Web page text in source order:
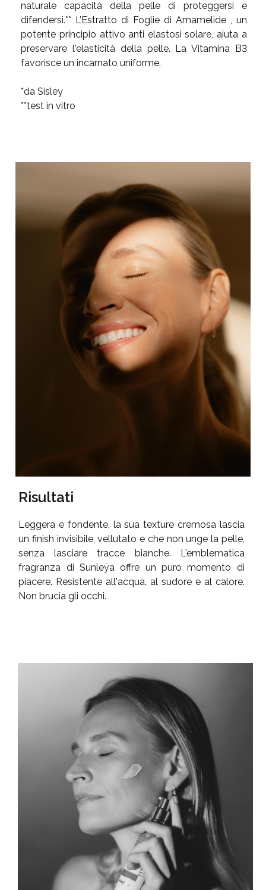
naturale capacità della pelle di proteggersi e
difendersi.** L’Estratto di Foglie di Amamelide , un
potente principio attivo anti elastosi solare, aiuta a
preservare l'elasticità della pelle. La Vitamina B3
favorisce un incarnato uniforme.
*da Sisley
**test in vitro
Risultati
Leggera e fondente, la sua texture cremosa lascia
un finish invisibile, vellutato e che non unge la pelle,
senza lasciare tracce bianche. L'emblematica
fragranza di Sunleÿa offre un puro momento di
piacere. Resistente all'acqua, al sudore e al calore.
Non brucia gli occhi.